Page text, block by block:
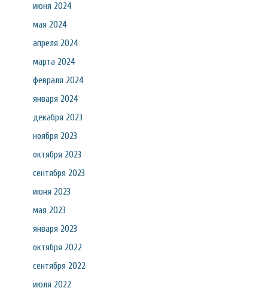
июня 2024
мая 2024
апреля 2024
марта 2024
февраля 2024
января 2024
декабря 2023
ноября 2023
октября 2023
сентября 2023
июня 2023
мая 2023
января 2023
октября 2022
сентября 2022
июля 2022